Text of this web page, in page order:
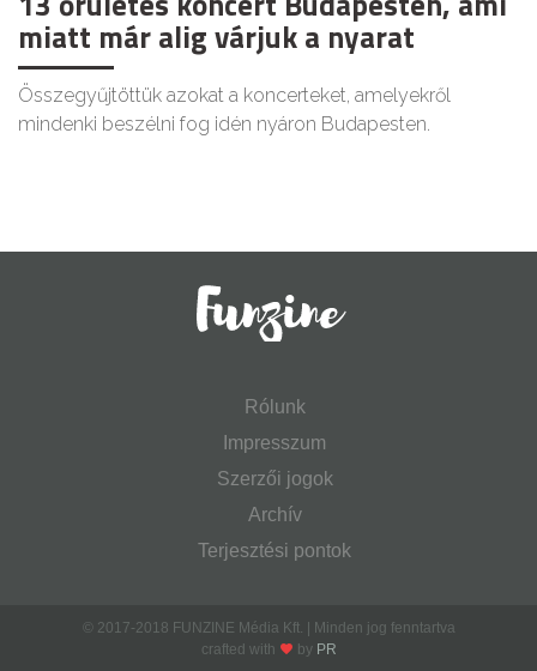
miatt már alig várjuk a nyarat
Összegyűjtöttük azokat a koncerteket, amelyekről
mindenki beszélni fog idén nyáron Budapesten.
Rólunk
Impresszum
Szerzői jogok
Archív
Terjesztési pontok
© 2017-2018 FUNZINE Média Kft. | Minden jog fenntartva
crafted with
by PR